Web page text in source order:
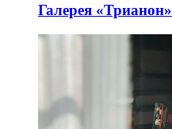
Галерея «Трианон»